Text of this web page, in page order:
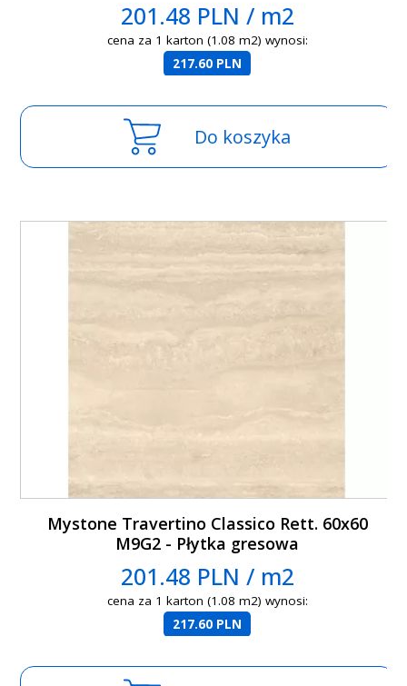
201.48 PLN / m2
cena za 1 karton (1.08 m2) wynosi:
217.60 PLN
Do koszyka
Mystone Travertino Classico Rett. 60x60
M9G2 - Płytka gresowa
201.48 PLN / m2
cena za 1 karton (1.08 m2) wynosi:
217.60 PLN